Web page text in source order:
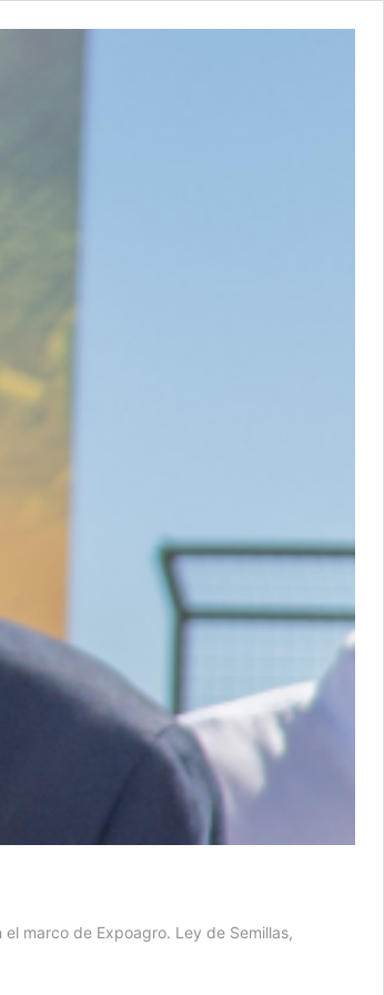
marco de Expoagro. Ley de Semillas,